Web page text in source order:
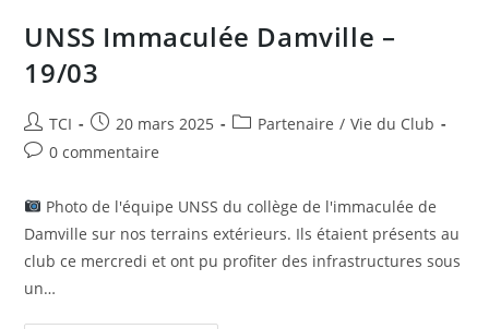
UNSS Immaculée Damville –
19/03
Auteur/autrice
de
TCI
Publication
publiée :
20 mars 2025
PostPartenaire / Vie du Club
Commentaires
la
publication :
0 commentaire
Photo de l'équipe UNSS du collège de l'immaculée de
Damville sur nos terrains extérieurs. Ils étaient présents au
club ce mercredi et ont pu profiter des infrastructures sous
un…